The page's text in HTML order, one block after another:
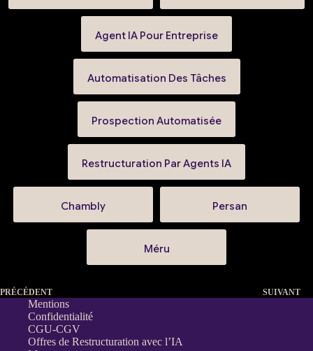
Agent IA Pour Entreprise
Automatisation Des Tâches
Prospection Automatisée
Restructuration Par Agents IA
Chambly Persan
Méru
PRÉCÉDENT SUIVANT
Mentions
Confidentialité
CGU-CGV
Offres de Restructuration avec l’IA